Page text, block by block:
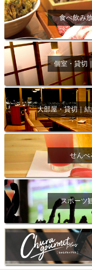
食べ飲み
個室・貸切
大部屋・貸切｜
せんべ
スポーツ